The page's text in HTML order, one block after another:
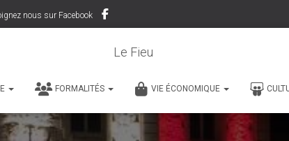
nous sur Facebook
Le Fieu
FORMALITÉS VIE ÉCONOMIQUE